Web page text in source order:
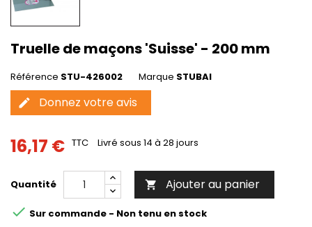
Truelle de maçons 'Suisse' - 200 mm
Référence STU-426002 Marque STUBAI
edit Donnez votre avis
16,17 € TTC Livré sous 14 à 28 jours
Quantité  Ajouter au panier
 Sur commande - Non tenu en stock